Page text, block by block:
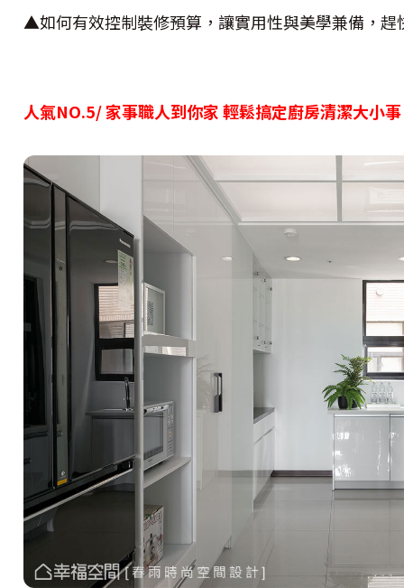
▲如何有效控制裝修預算，讓實用性與美學兼備，趕
人氣NO.5/ 家事職人到你家 輕鬆搞定廚房清潔大小事